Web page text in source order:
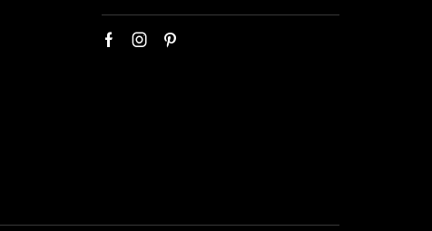
Facebook
InstagramPinterest